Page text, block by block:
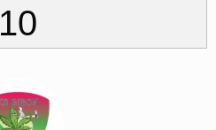
10